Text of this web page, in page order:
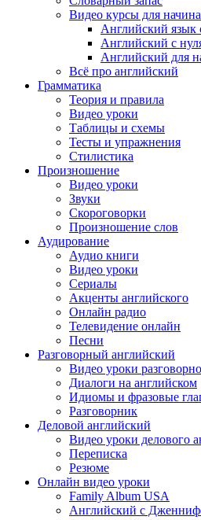
Видео курсы для
Английский язык
Английский с
Английский для
Всё про английский
Грамматика
Теория и правила
Видео уроки
Таблицы и схемы
Тесты и упражнения
Стилистика
Произношение
Видео уроки
Звуки
Скороговорки
Произношение слов
Аудирование
Аудио книги
Видео уроки
Сериалы
Акценты английского
Онлайн радио
Телевидение онлайн
Песни
Разговорный английский
Видео уроки
Диалоги на английском
Идиомы и фразовые
Разговорник
Деловой английский
Видео уроки делового
Переписка
Резюме
Онлайн видео уроки
Family Album USA
Английский с